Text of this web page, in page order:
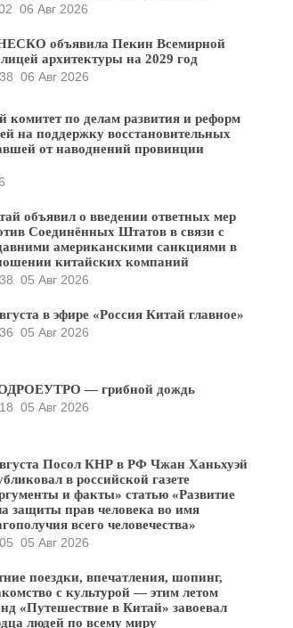
06 Авг 2026
объявила Пекин Всемирной
архитектуры на 2029 год
06 Авг 2026
комитет по делам развития и реформ
на поддержку восстановительных
от наводнений провинции
объявил о введении ответных мер
Соединённых Штатов в связи с
американскими санкциями в
китайских компаний
05 Авг 2026
в эфире «Россия Китай главное»
05 Авг 2026
— грибной дождь
05 Авг 2026
Посол КНР в РФ Чжан Ханьхуэй
в российской газете
и факты» статью «Развитие
защиты прав человека во имя
всего человечества»
05 Авг 2026
поездки, впечатления, шопинг,
с культурой — этим летом
«Путешествие в Китай» завоевал
людей по всему миру